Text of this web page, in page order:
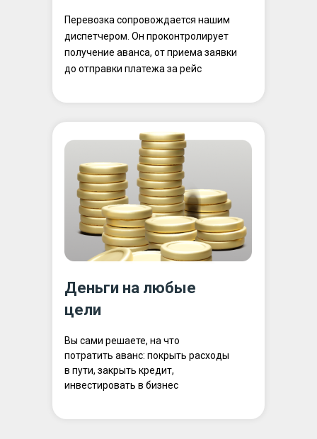
Деньги на любые
цели
Перевозка сопровождается нашим
диспетчером. Он проконтролирует
получение аванса, от приема заявки
до отправки платежа за рейс
Вы сами решаете, на что
потратить аванс: покрыть расходы
в пути, закрыть кредит,
инвестировать в бизнес